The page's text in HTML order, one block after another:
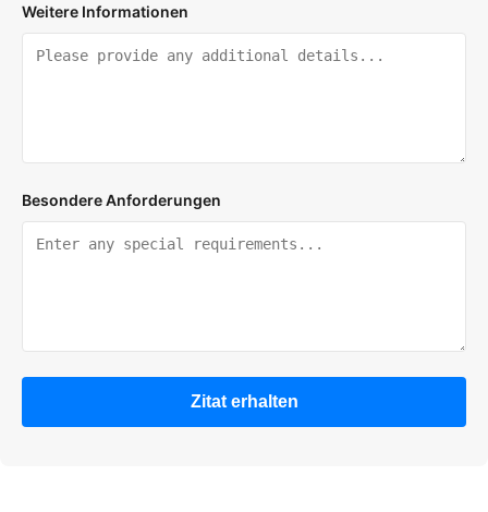
Weitere Informationen
Besondere Anforderungen
Zitat erhalten